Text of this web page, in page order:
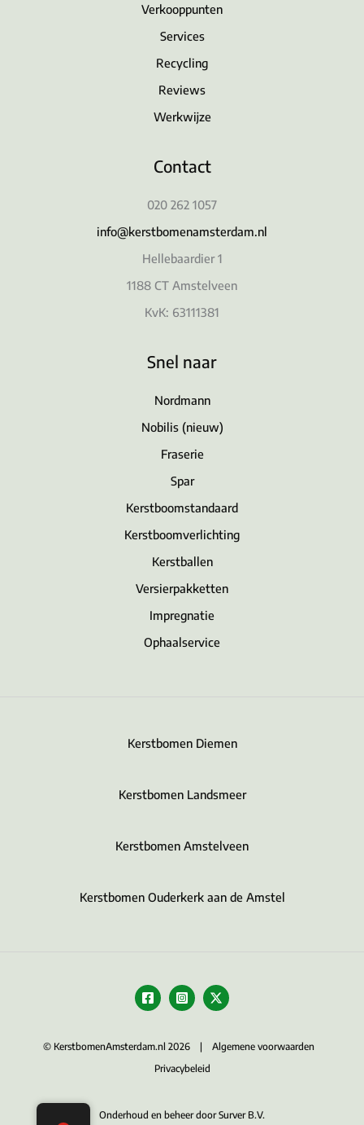
Verkooppunten
Services
Recycling
Reviews
Werkwijze
Contact
020 262 1057
info@kerstbomenamsterdam.nl
Hellebaardier 1
1188 CT Amstelveen
KvK: 63111381
Snel naar
Nordmann
Nobilis (nieuw)
Fraserie
Spar
Kerstboomstandaard
Kerstboomverlichting
Kerstballen
Versierpakketten
Impregnatie
Ophaalservice
Kerstbomen Diemen
Kerstbomen Landsmeer
Kerstbomen Amstelveen
Kerstbomen Ouderkerk aan de Amstel
© KerstbomenAmsterdam.nl 2026 | Algemene voorwaarden
Privacybeleid
Onderhoud en beheer door Surver B.V.